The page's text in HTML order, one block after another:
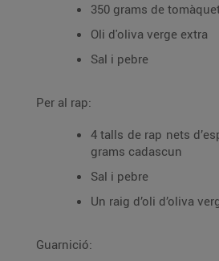
350 grams de
Oli d'oliva verge extra
Sal i pebre
Per al rap:
4 talls de rap nets
grams cadascun
Sal i pebre
Un raig d’oli d’oliva
Guarnició: